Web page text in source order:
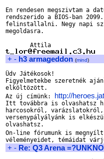
En rendesen megszivtam a
rendszerido a BIOS-ban
felinstallalni. Negy napi
megoldasra.
+ - h3 armageddon (mind)
Üdv Játékosok!
Figyelmetekbe szeretnék
elköltözött.
Az új címünk: http://
Itt továbbra is olvashatsz
harcosokról, varázslatokról,
versenypályályánk is
olvashatsz.
On-line fórumunk is
+ - Re: Q3 Arena